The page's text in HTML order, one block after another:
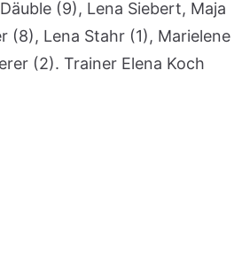
(9), Lena Siebert, Maja
(8), Lena Stahr (1), Marielene
(2). Trainer Elena Koch